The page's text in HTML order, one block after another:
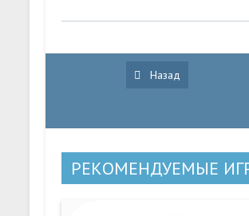
Назад
РЕКОМЕНДУЕМЫЕ